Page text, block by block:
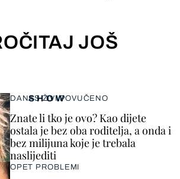
JOŠ
SHOW
DANAS ŽIVI POVUČENO
Znate li tko je ovo? Kao dijete
ostala je bez oba roditelja, a onda i
bez milijuna koje je trebala
naslijediti
OPET PROBLEMI